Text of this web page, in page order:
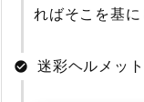
ればそこを基に
迷彩ヘルメッ